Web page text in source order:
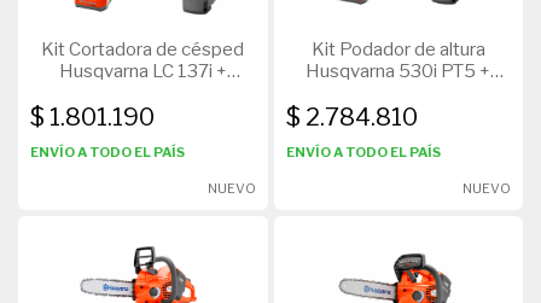
Kit Cortadora de césped
Husqvarna LC 137i +
BLI200
$ 1.801.190
ENVÍO A TODO EL PAÍS
NUEVO
Kit Podador de altura
Husqvarna 530i PT5 +
BLI200
$ 2.784.810
ENVÍO A TODO EL PAÍS
NUEVO